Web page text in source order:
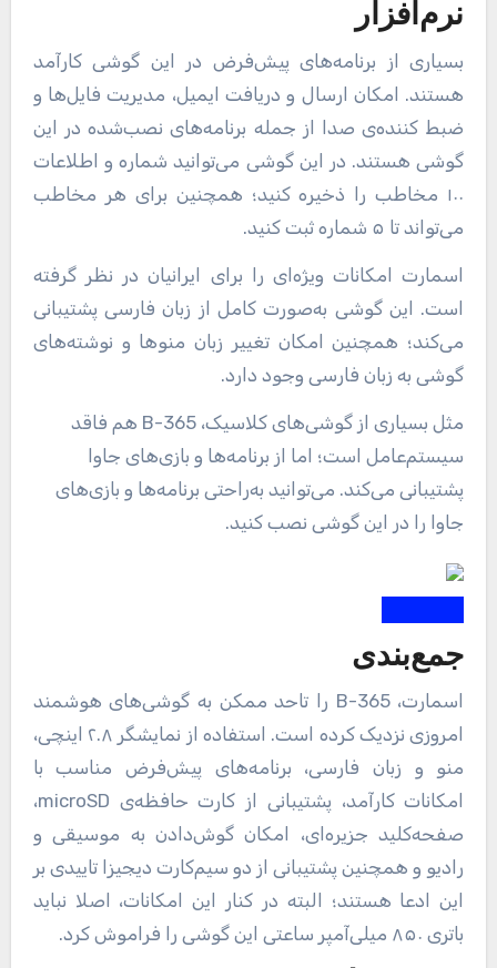
نرم‌افزار
بسیاری از برنامه‌های پیش‌فرض در این گوشی کارآمد
هستند. امکان ارسال و دریافت ایمیل، مدیریت فایل‌ها و
ضبط کننده‌ی صدا از جمله برنامه‌های نصب‌شده در این
گوشی هستند. در این گوشی می‌توانید شماره و اطلاعات
۱۰۰ مخاطب را ذخیره کنید؛ همچنین برای هر مخاطب
می‌تواند تا ۵ شماره ثبت کنید.
اسمارت امکانات ویژه‌ای را برای ایرانیان در نظر گرفته
است. این گوشی به‌صورت کامل از زبان فارسی پشتیبانی
می‌کند؛ همچنین امکان تغییر زبان منوها و نوشته‌های
گوشی به زبان فارسی وجود دارد.
مثل بسیاری از گوشی‌های کلاسیک، B-365 هم فاقد
سیستم‌عامل است؛ اما از برنامه‌ها و بازی‌های جاوا
پشتیبانی می‌کند. می‌توانید به‌راحتی برنامه‌ها و بازی‌های
جاوا را در این گوشی نصب کنید.
جمع‌بندی
امروزی نزدیک کرده است. استفاده از نمایشگر ۲.۸ اینچی،
منو و زبان فارسی، برنامه‌های پیش‌فرض مناسب با
امکانات کارآمد، پشتیبانی از کارت حافظه‌ی microSD،
صفحه‌کلید جزیره‌ای، امکان گوش‌دادن به موسیقی و
رادیو و همچنین پشتیبانی از دو سیم‌کارت دیجیزا تاییدی بر
این ادعا هستند؛ البته در کنار این امکانات، اصلا نباید
باتری ۸۵۰ میلی‌آمپر ساعتی این گوشی را فراموش کرد.